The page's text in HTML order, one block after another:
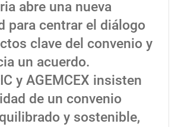
abre una nueva
para centrar el diálogo
clave del convenio y
un acuerdo.
y AGEMCEX insisten
de un convenio
y sostenible,